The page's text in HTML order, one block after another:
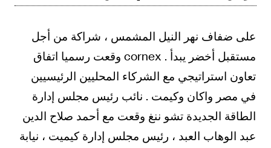
على ضفاف نهر النيل المشمس ، شراكة من أجل
مستقبل أخضر يبدأ . cornex وقعت رسميا اتفاق
تعاون استراتيجي مع الشركاء المحليين الرئيسيين
في مصر واكان وكيمت . نائب رئيس مجلس إدارة
الطاقة الجديدة تشو ننغ وقعت مع أحمد صلاح الدين
عبد الوهاب العبد ، رئيس مجلس إدارة كيميت ، نيابة